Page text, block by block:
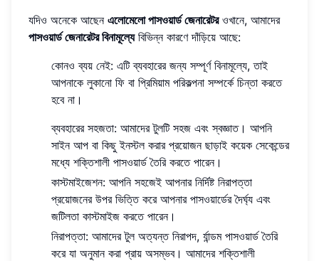
যদিও অনেকে আছেন এলোমেলো পাসওয়ার্ড জেনারেটরওখানে, আমাদের
পাসওয়ার্ড জেনারেটর বিনামূল্যেবিভিন্ন কারণে দাঁড়িয়ে আছে:
কোনও ব্যয় নেই: এটি ব্যবহারের জন্য সম্পূর্ণ বিনামূল্যে, তাই
আপনাকে লুকানো ফি বা প্রিমিয়াম পরিকল্পনা সম্পর্কে চিন্তা করতে
হবে না।
ব্যবহারের সহজতা: আমাদের টুলটি সহজ এবং স্বজ্ঞাত। আপনি
সাইন আপ বা কিছু ইনস্টল করার প্রয়োজন ছাড়াই কয়েক সেকেন্ডের
মধ্যে শক্তিশালী পাসওয়ার্ড তৈরি করতে পারেন।
কাস্টমাইজেশন: আপনি সহজেই আপনার নির্দিষ্ট নিরাপত্তা
প্রয়োজনের উপর ভিত্তি করে আপনার পাসওয়ার্ডের দৈর্ঘ্য এবং
জটিলতা কাস্টমাইজ করতে পারেন।
নিরাপত্তা: আমাদের টুল অত্যন্ত নিরাপদ, র্যান্ডম পাসওয়ার্ড তৈরি
করে যা অনুমান করা প্রায় অসম্ভব। আমাদের শক্তিশালী